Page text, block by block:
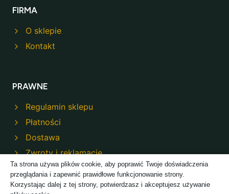
FIRMA
O sklepie
Kontakt
PRAWNE
Regulamin sklepu
Płatności
Dostawa
Zwroty i reklamacje
Polityka prywatności
Ta strona używa plików cookie, aby poprawić Twoje doświadczenia
przeglądania i zapewnić prawidłowe funkcjonowanie strony.
Korzystając dalej z tej strony, potwierdzasz i akceptujesz używanie